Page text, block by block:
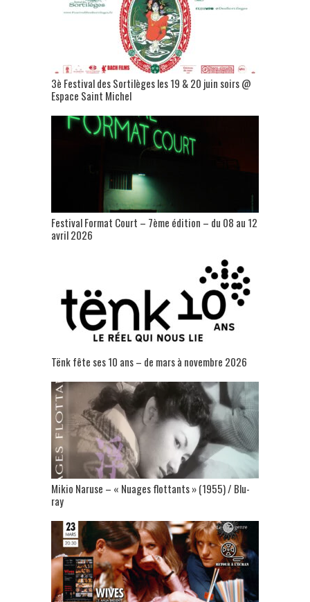
3è Festival des Sortilèges les 19 & 20 juin soirs @
Espace Saint Michel
Festival Format Court – 7ème édition – du 08 au 12
avril 2026
Tënk fête ses 10 ans – de mars à novembre 2026
Mikio Naruse – « Nuages flottants » (1955) / Blu-
ray